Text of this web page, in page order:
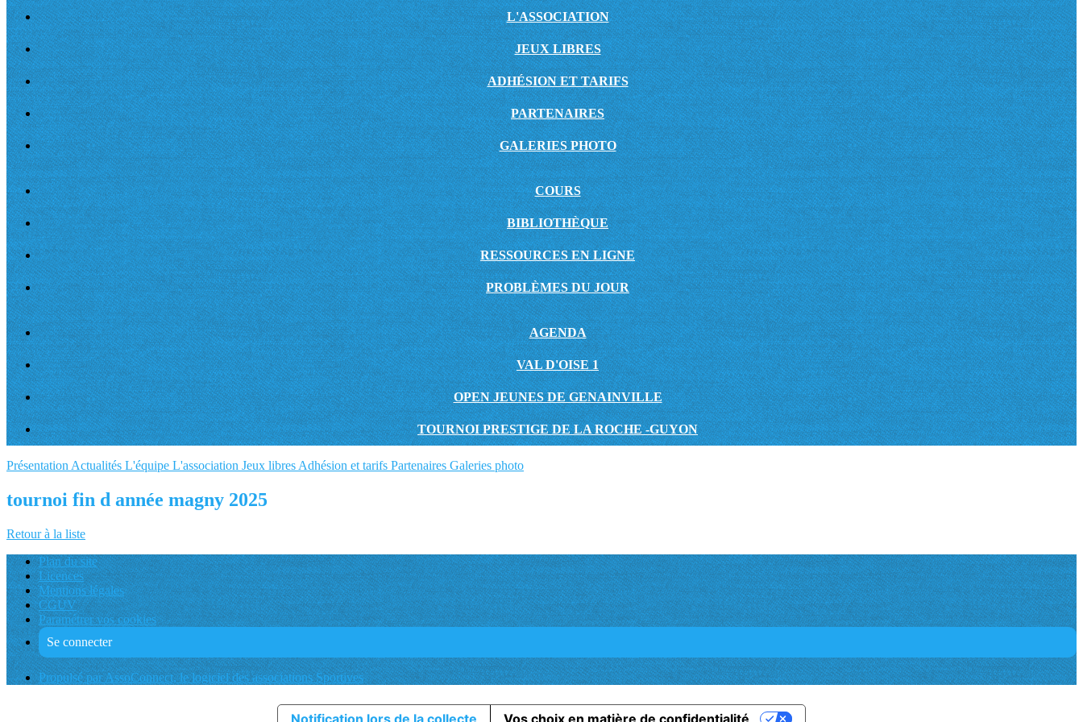
L'ASSOCIATION
JEUX LIBRES
ADHÉSION ET TARIFS
PARTENAIRES
GALERIES PHOTO
COURS
BIBLIOTHÈQUE
RESSOURCES EN LIGNE
PROBLÈMES DU JOUR
AGENDA
VAL D'OISE 1
OPEN JEUNES DE GENAINVILLE
TOURNOI PRESTIGE DE LA ROCHE -GUYON
Présentation Actualités L'équipe L'association Jeux libres Adhésion et tarifs Partenaires Galeries photo
tournoi fin d année magny 2025
Retour à la liste
Plan du site
Licences
Mentions légales
CGUV
Paramétrer vos cookies
Se connecter
Propulsé par AssoConnect, le logiciel des associations Sportives
Notification lors de la collecte Vos choix en matière de confidentialité